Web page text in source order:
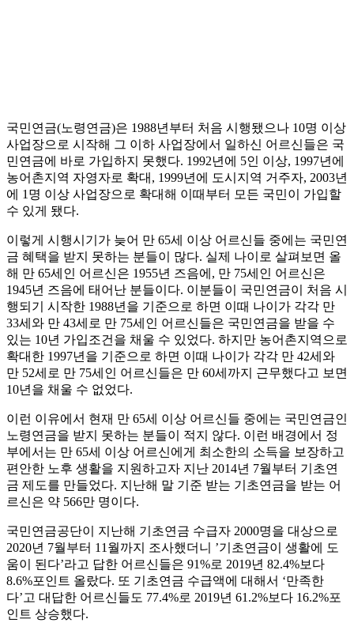
국민연금(노령연금)은 1988년부터 처음 시행됐으나 10명 이상
사업장으로 시작해 그 이하 사업장에서 일하신 어르신들은 국
민연금에 바로 가입하지 못했다. 1992년에 5인 이상, 1997년에
농어촌지역 자영자로 확대, 1999년에 도시지역 거주자, 2003년
에 1명 이상 사업장으로 확대해 이때부터 모든 국민이 가입할
수 있게 됐다.
이렇게 시행시기가 늦어 만 65세 이상 어르신들 중에는 국민연
금 혜택을 받지 못하는 분들이 많다. 실제 나이로 살펴보면 올
해 만 65세인 어르신은 1955년 즈음에, 만 75세인 어르신은
1945년 즈음에 태어난 분들이다. 이분들이 국민연금이 처음 시
행되기 시작한 1988년을 기준으로 하면 이때 나이가 각각 만
33세와 만 43세로 만 75세인 어르신들은 국민연금을 받을 수
있는 10년 가입조건을 채울 수 있었다. 하지만 농어촌지역으로
확대한 1997년을 기준으로 하면 이때 나이가 각각 만 42세와
만 52세로 만 75세인 어르신들은 만 60세까지 근무했다고 보면
10년을 채울 수 없었다.
이런 이유에서 현재 만 65세 이상 어르신들 중에는 국민연금인
노령연금을 받지 못하는 분들이 적지 않다. 이런 배경에서 정
부에서는 만 65세 이상 어르신에게 최소한의 소득을 보장하고
편안한 노후 생활을 지원하고자 지난 2014년 7월부터 기초연
금 제도를 만들었다. 지난해 말 기준 받는 기초연금을 받는 어
르신은 약 566만 명이다.
국민연금공단이 지난해 기초연금 수급자 2000명을 대상으로
2020년 7월부터 11월까지 조사했더니 ’기초연금이 생활에 도
움이 된다’라고 답한 어르신들은 91%로 2019년 82.4%보다
8.6%포인트 올랐다. 또 기초연금 수급액에 대해서 ‘만족한
다’고 대답한 어르신들도 77.4%로 2019년 61.2%보다 16.2%포
인트 상승했다.